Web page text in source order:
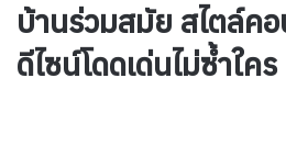
บ้านร่วมสมัย สไตล์คอ
ดีไซน์โดดเด่นไม่ซ้ำใคร